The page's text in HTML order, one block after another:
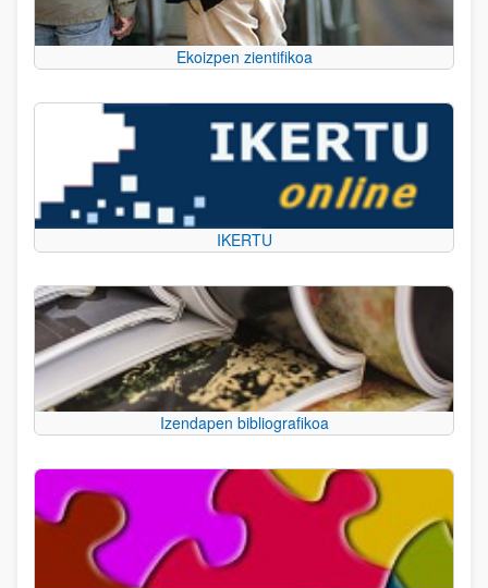
Ekoizpen zientifikoa
IKERTU
Izendapen bibliografikoa